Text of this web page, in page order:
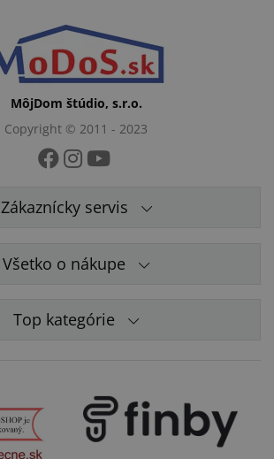
MôjDom štúdio, s.r.o.
Copyright © 2011 - 2023
Zákaznícky servis
Všetko o nákupe
Top kategórie